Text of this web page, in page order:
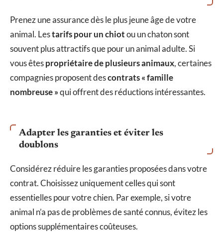
Prenez une assurance dès le plus jeune âge de votre
animal. Lestarifs pour un chiotou un chaton sont
souvent plus attractifs que pour un animal adulte. Si
vous êtespropriétaire de plusieurs animaux, certaines
compagnies proposent descontrats « famille
nombreuse »qui offrent des réductions intéressantes.
Adapter les garanties et éviter les
doublons
Considérez réduire les garanties proposées dans votre
contrat. Choisissez uniquement celles qui sont
essentielles pour votre chien. Par exemple, si votre
animal n’a pas de problèmes de santé connus, évitez les
options supplémentaires coûteuses.